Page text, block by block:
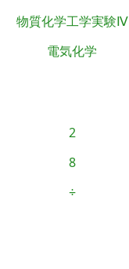
物質化学工学実験Ⅳ
電気化学
2
8
÷